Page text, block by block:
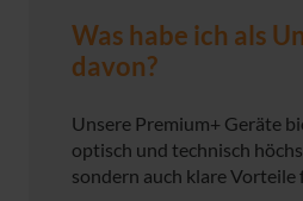
Was habe ich als
davon?
Unsere Premium+ Geräte
optisch und technisch
sondern auch klare